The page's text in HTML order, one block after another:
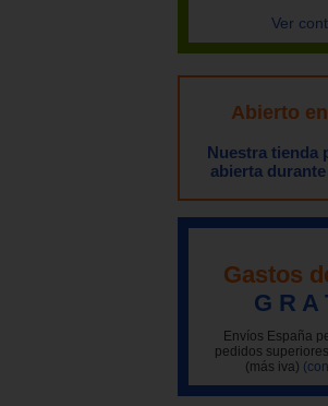
Ver
Abierto
Nuestra tienda
abierta
Gastos
G R A
Envíos España
pedidos
(más iva)